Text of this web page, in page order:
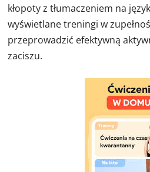
kłopoty z tłumaczeniem na
wyświetlane treningi w
przeprowadzić efektywną
zaciszu.